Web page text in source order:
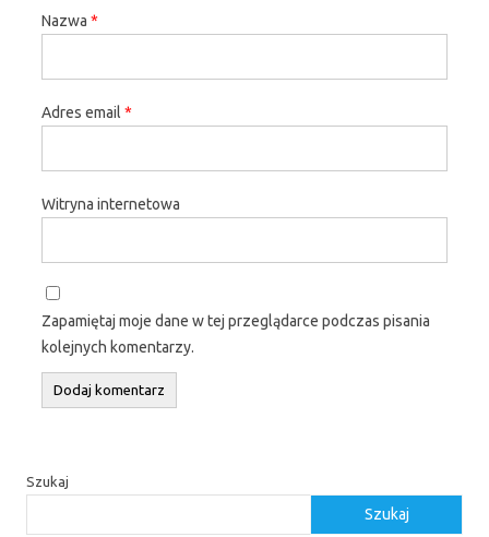
Nazwa *
Adres email *
Witryna internetowa
Zapamiętaj moje dane w tej przeglądarce podczas pisania
kolejnych komentarzy.
Szukaj
Szukaj